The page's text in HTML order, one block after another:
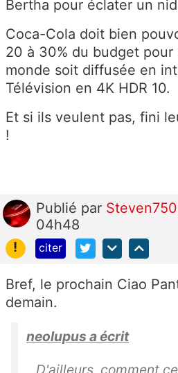
Bertha pour éclater un
Coca-Cola doit bien
20 à 30% du budget pour
monde soit diffusée en
Télévision en 4K HDR 10.
Et si ils veulent pas, fini
!
Publié par
04h48
!
citer
Bref, le prochain Ciao
demain.
neolupus a écrit
D'ailleurs, comment